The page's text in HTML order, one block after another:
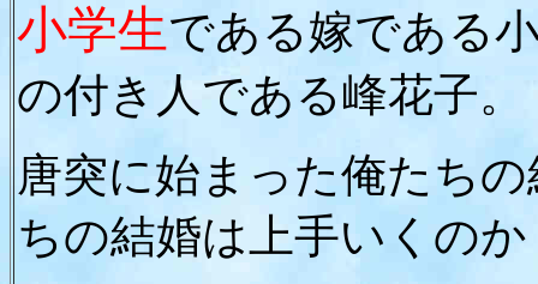
小学生である嫁である
の付き人である峰花子。
唐突に始まった俺たち
ちの結婚は上手いくのか